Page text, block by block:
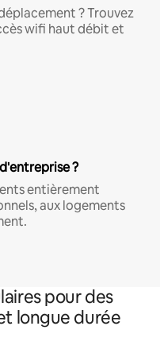
? Trouvez
wifi haut débit et
?
entièrement
aux logements
pour des
longue durée